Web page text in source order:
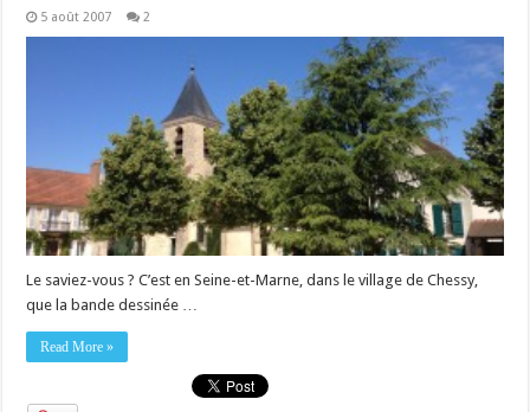
5 août 2007 2
Le saviez-vous ? C’est en Seine-et-Marne, dans le village de Chessy,
que la bande dessinée …
Read More »